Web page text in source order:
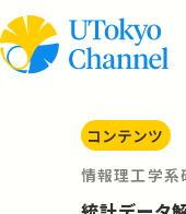
コンテンツ
情報理工学系